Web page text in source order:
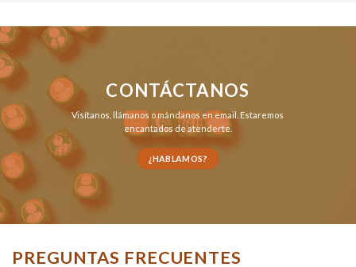
CONTÁCTANOS
Visítanos, llámanosomándanos en email . Estaremos
encantados de atenderte.
¿HABLAMOS?
PREGUNTAS FRECUENTES